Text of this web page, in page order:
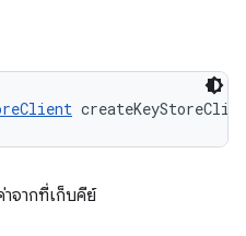
จากที่เก็บคีย์